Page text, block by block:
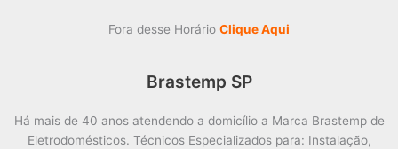
Fora desse Horário Clique Aqui
Brastemp SP
Há mais de 40 anos atendendo a domicílio a Marca Brastemp de
Eletrodomésticos. Técnicos Especializados para: Instalação,